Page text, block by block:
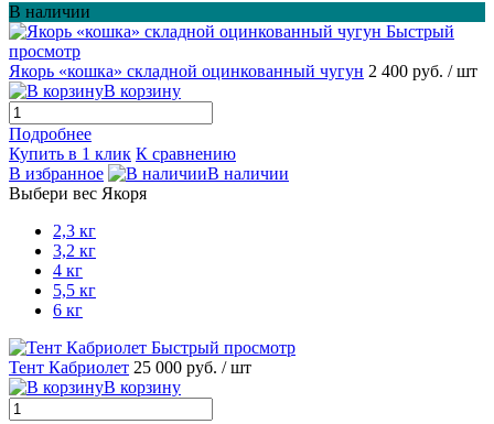
В наличии
Быстрый
просмотр
Якорь «кошка» складной оцинкованный чугун 2 400 руб. / шт
В корзину
Подробнее
Купить в 1 клик К сравнению
В избранное
В наличии
Выбери вес Якоря
2,3 кг
3,2 кг
4 кг
5,5 кг
6 кг
Быстрый просмотр
Тент Кабриолет 25 000 руб. / шт
В корзину